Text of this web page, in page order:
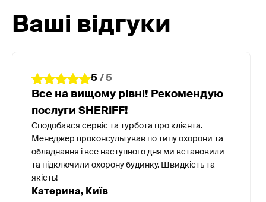
Ваші відгуки
5 / 5
Все на вищому рівні! Рекомендую
послуги SHERIFF!
Сподобався сервіс та турбота про клієнта.
Менеджер проконсультував по типу охорони та
обладнання і все наступного дня ми встановили
та підключили охорону будинку. Швидкість та
якість!
Катерина, Київ